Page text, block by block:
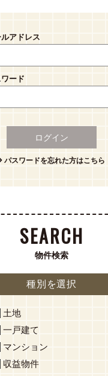
アドレス
ード
ログイン
パスワードを忘れた方はこちら
SEARCH
物件検索
種別を選択
土地
一戸建て
マンション
収益物件